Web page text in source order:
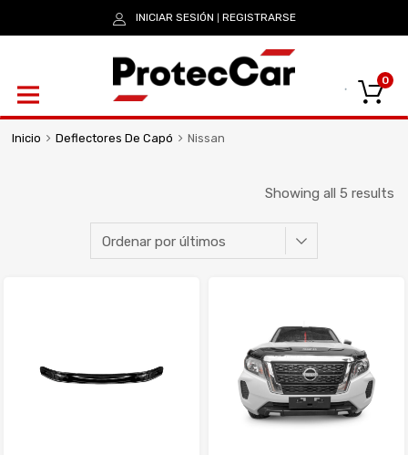
INICIAR SESIÓN REGISTRARSE
0
Inicio Deflectores De Capó Nissan
Showing all 5 results